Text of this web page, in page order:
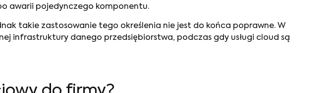
awarii pojedynczego komponentu.
takie zastosowanie tego określenia nie jest do końca poprawne. W
infrastruktury danego przedsiębiorstwa, podczas gdy usługi cloud są